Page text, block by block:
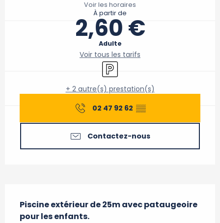
Voir les horaires
À partir de
2,60 €
Adulte
Voir tous les tarifs
Parking
+ 2 autre(s) prestation(s)
02 47 92 62 ▒▒
Contactez-nous
Piscine extérieur de 25m avec pataugeoire
pour les enfants.